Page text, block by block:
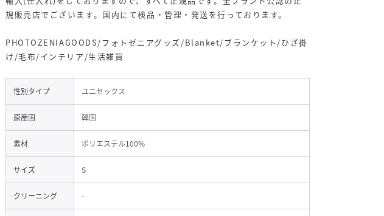
規販売店でございます。国内にて検品・管理・発送を行っております。
PHOTOZENIAGOODS/フォトゼニアグッズ/Blanket/ブランケット/ひざ掛
け/毛布/インテリア/生活雑貨
性別タイプ ユニセックス
原産国 韓国
素材 ポリエステル100%
サイズ S
クリーニング -